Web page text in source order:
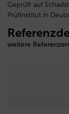
Geprüft auf
Prüfinstitut in
weitere